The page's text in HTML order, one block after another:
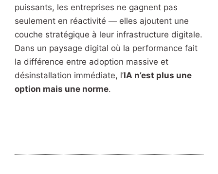
puissants, les entreprises ne gagnent pas
seulement en réactivité — elles ajoutent une
couche stratégique à leur infrastructure digitale.
Dans un paysage digital où la performance fait
la différence entre adoption massive et
désinstallation immédiate, l’IA n’est plus une
option mais une norme.